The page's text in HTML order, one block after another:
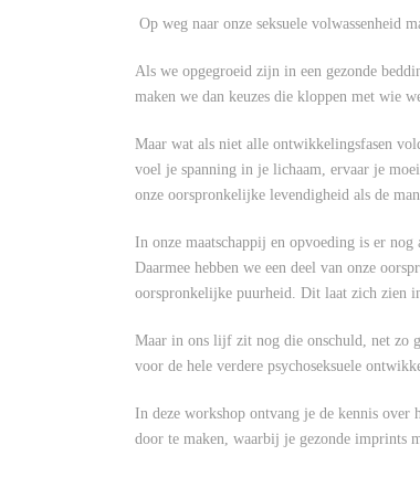
Op weg naar onze seksuele
Als we opgegroeid zijn in een gezonde
maken we dan keuzes die kloppen met wie
Maar wat als niet alle ontwikkelingsfasen
voel je spanning in je lichaam, ervaar je
onze oorspronkelijke levendigheid als de
In onze maatschappij en opvoeding is er
Daarmee hebben we een deel van onze
oorspronkelijke puurheid. Dit laat zich zien
Maar in ons lijf zit nog die onschuld, net zo
voor de hele verdere psychoseksuele
In deze workshop ontvang je de kennis over
door te maken, waarbij je gezonde imprints